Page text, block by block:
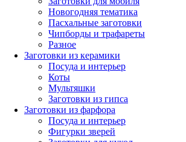
Новогодняя тематика
Пасхальные заготовки
Чипборды и трафареты
Разное
Заготовки из керамики
Посуда и интерьер
Коты
Мультяшки
Заготовки из гипса
Заготовки из фарфора
Посуда и интерьер
Фигурки зверей